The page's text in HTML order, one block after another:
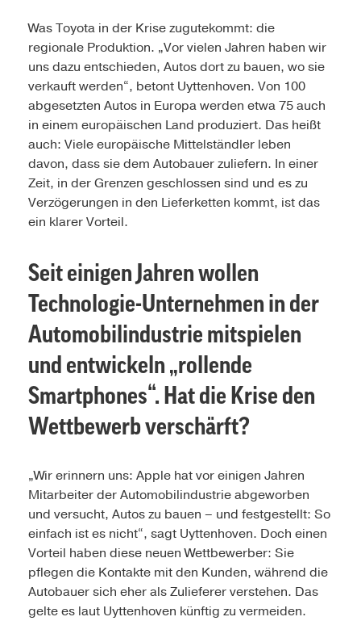
Was Toyota in der Krise zugutekommt: die
regionale Produktion. „Vor vielen Jahren haben wir
uns dazu entschieden, Autos dort zu bauen, wo sie
verkauft werden“, betont Uyttenhoven. Von 100
abgesetzten Autos in Europa werden etwa 75 auch
in einem europäischen Land produziert. Das heißt
auch: Viele europäische Mittelständler leben
davon, dass sie dem Autobauer zuliefern. In einer
Zeit, in der Grenzen geschlossen sind und es zu
Verzögerungen in den Lieferketten kommt, ist das
ein klarer Vorteil.
Seit einigen Jahren wollen
Technologie-Unternehmen in der
Automobilindustrie mitspielen
und entwickeln „rollende
Smartphones“. Hat die Krise den
Wettbewerb verschärft?
„Wir erinnern uns: Apple hat vor einigen Jahren
Mitarbeiter der Automobilindustrie abgeworben
und versucht, Autos zu bauen – und festgestellt: So
einfach ist es nicht“, sagt Uyttenhoven. Doch einen
Vorteil haben diese neuen Wettbewerber: Sie
pflegen die Kontakte mit den Kunden, während die
Autobauer sich eher als Zulieferer verstehen. Das
gelte es laut Uyttenhoven künftig zu vermeiden.